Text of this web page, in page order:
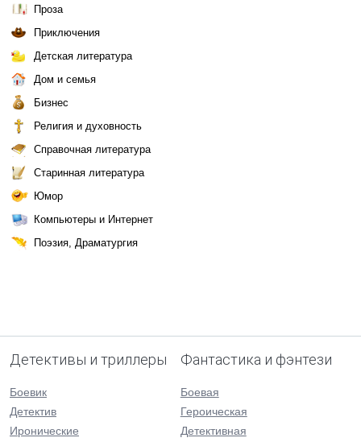
Проза
Приключения
Детская литература
Дом и семья
Бизнес
Религия и духовность
Справочная литература
Старинная литература
Юмор
Компьютеры и Интернет
Поэзия, Драматургия
Детективы и триллеры
Боевик
Детектив
Иронические
Фантастика и фэнтези
Боевая
Героическая
Детективная